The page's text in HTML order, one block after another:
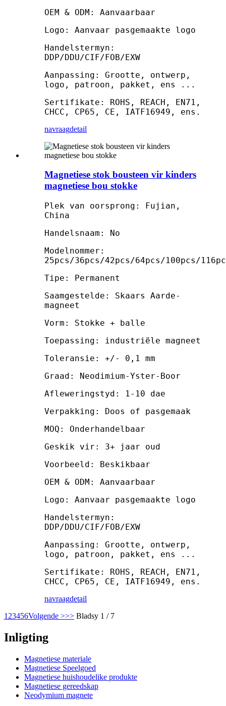
OEM & ODM: Aanvaarbaar
Logo: Aanvaar pasgemaakte logo
Handelstermyn:
DDP/DDU/CIF/FOB/EXW
Aanpassing: Grootte, ontwerp,
logo, patroon, pakket, ens ...
Sertifikate: ROHS, REACH, EN71,
CHCC, CP65, CE, IATF16949, ens.
navraagdetail
Magnetiese stok bousteen vir kinders
magnetiese bou stokke
Plek van oorsprong: Fujian,
China
Handelsnaam: No
Modelnommer:
25pcs/36pcs/42pcs/64pcs/100pcs/
Tipe: Permanent
Saamgestelde: Skaars Aarde-
magneet
Vorm: Stokke + balle
Toepassing: industriële magneet
Toleransie: +/- 0,1 mm
Graad: Neodimium-Yster-Boor
Afleweringstyd: 1-10 dae
Verpakking: Doos of pasgemaak
MOQ: Onderhandelbaar
Geskik vir: 3+ jaar oud
Voorbeeld: Beskikbaar
OEM & ODM: Aanvaarbaar
Logo: Aanvaar pasgemaakte logo
Handelstermyn:
DDP/DDU/CIF/FOB/EXW
Aanpassing: Grootte, ontwerp,
logo, patroon, pakket, ens ...
Sertifikate: ROHS, REACH, EN71,
CHCC, CP65, CE, IATF16949, ens.
navraagdetail
1 23456Volgende >>> Bladsy 1 / 7
Inligting
Magnetiese materiale
Magnetiese Speelgoed
Magnetiese huishoudelike produkte
Magnetiese gereedskap
Neodymium magnete